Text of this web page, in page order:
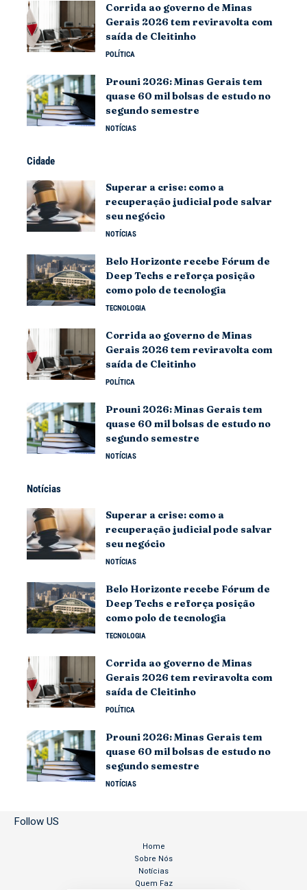
Corrida ao governo de Minas
Gerais 2026 tem reviravolta com
saída de Cleitinho
POLÍTICA
Prouni 2026: Minas Gerais tem
quase 60 mil bolsas de estudo no
segundo semestre
NOTÍCIAS
Cidade
Superar a crise: como a
recuperação judicial pode salvar
seu negócio
NOTÍCIAS
Belo Horizonte recebe Fórum de
Deep Techs e reforça posição
como polo de tecnologia
TECNOLOGIA
Corrida ao governo de Minas
Gerais 2026 tem reviravolta com
saída de Cleitinho
POLÍTICA
Prouni 2026: Minas Gerais tem
quase 60 mil bolsas de estudo no
segundo semestre
NOTÍCIAS
Notícias
Superar a crise: como a
recuperação judicial pode salvar
seu negócio
NOTÍCIAS
Belo Horizonte recebe Fórum de
Deep Techs e reforça posição
como polo de tecnologia
TECNOLOGIA
Corrida ao governo de Minas
Gerais 2026 tem reviravolta com
saída de Cleitinho
POLÍTICA
Prouni 2026: Minas Gerais tem
quase 60 mil bolsas de estudo no
segundo semestre
NOTÍCIAS
Follow US
Home
Sobre Nós
Notícias
Quem Faz